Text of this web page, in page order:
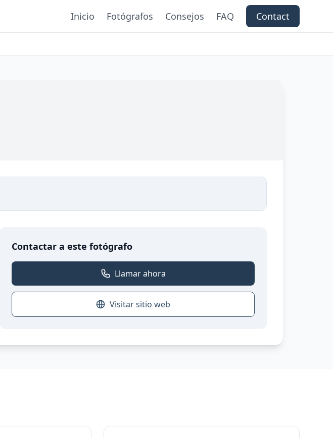
Inicio Fotógrafos Consejos FAQ Contact
Contactar a este fotógrafo
Llamar ahora
Visitar sitio web